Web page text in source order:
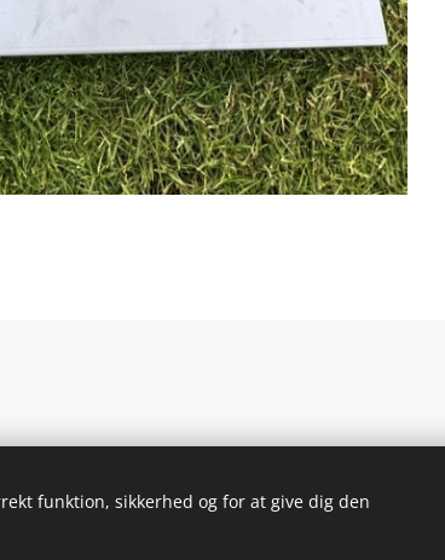
funktion, sikkerhed og for at give dig den